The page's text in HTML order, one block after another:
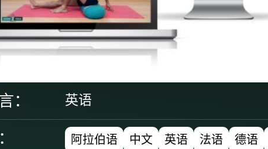
： 英语
阿拉伯语 中文 英语 法语 德语